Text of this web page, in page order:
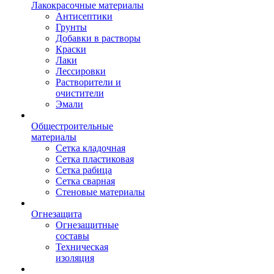
Лакокрасочные материалы
Антисептики
Грунты
Добавки в растворы
Краски
Лаки
Лессировки
Растворители и
очистители
Эмали
Общестроительные
материалы
Сетка кладочная
Сетка пластиковая
Сетка рабица
Сетка сварная
Стеновые материалы
Огнезащита
Огнезащитные
составы
Техническая
изоляция